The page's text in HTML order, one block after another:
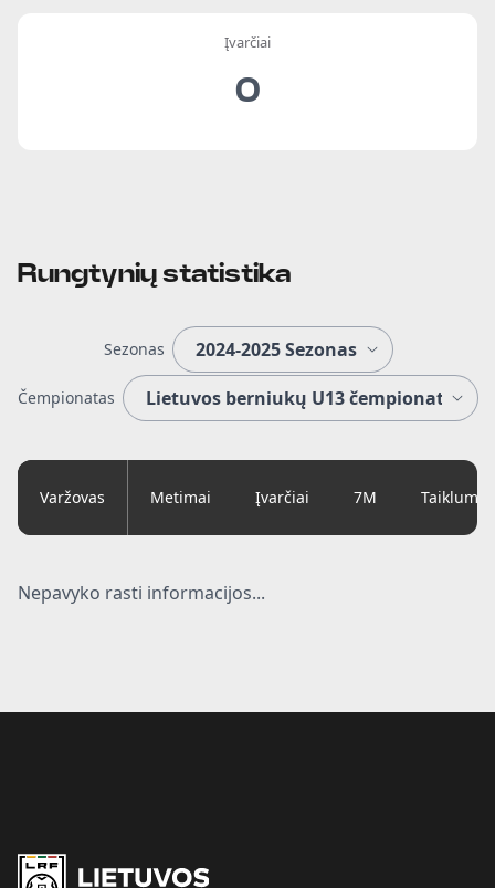
Įvarčiai
0
Rungtynių statistika
Sezonas
Čempionatas
Varžovas Metimai Įvarčiai 7M Taiklumas
Nepavyko rasti informacijos...